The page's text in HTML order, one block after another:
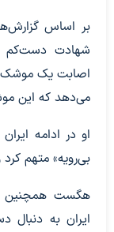
بر اساس
اصابت یک موشک
می‌دهد که این
او در ادامه
بی‌رویه» متهم
هگست همچنین
ایران به دنبال